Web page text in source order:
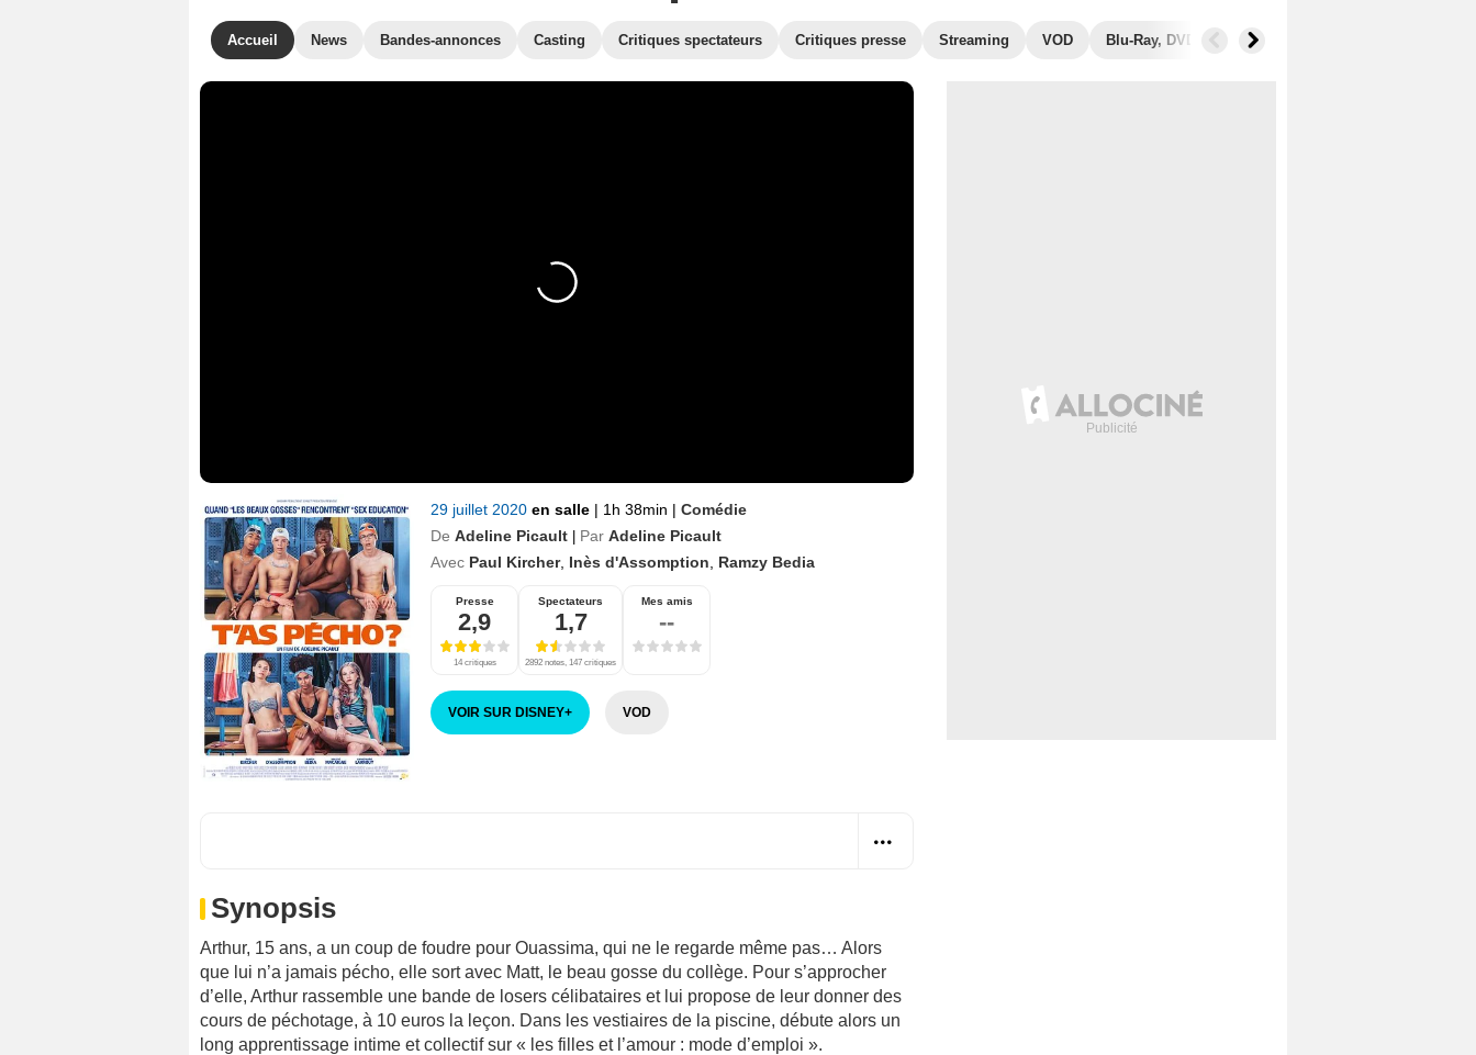
Accueil News Bandes-annonces Casting Critiques spectateurs Critiques presse Streaming VOD Blu-Ray, DVD Photos
29 juillet 2020 en salle | 1h 38min | Comédie
De Adeline Picault | Par Adeline Picault
Avec Paul Kircher, Inès d'Assomption Ramzy Bedia
Presse
2,9
14 critiques
Spectateurs
1,7
2892 notes, 147 critiques
Mes amis
--
VOIR SUR DISNEY+ VOD
Synopsis
Arthur, 15 ans, a un coup de foudre pour Ouassima, qui ne le regarde même pas… Alors
que lui n’a jamais pécho, elle sort avec Matt, le beau gosse du collège. Pour s’approcher
d’elle, Arthur rassemble une bande de losers célibataires et lui propose de leur donner des
cours de péchotage, à 10 euros la leçon. Dans les vestiaires de la piscine, débute alors un
long apprentissage intime et collectif sur « les filles et l’amour : mode d’emploi ».